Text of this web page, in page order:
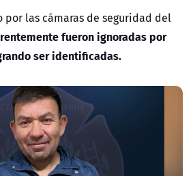
por las cámaras de seguridad del
fueron ignoradas por
ser identificadas.